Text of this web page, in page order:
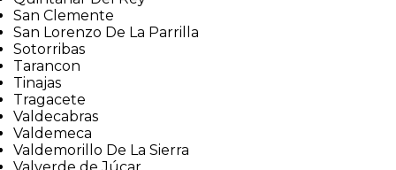
San Clemente
San Lorenzo De La Parrilla
Sotorribas
Tarancon
Tinajas
Tragacete
Valdecabras
Valdemeca
Valdemorillo De La Sierra